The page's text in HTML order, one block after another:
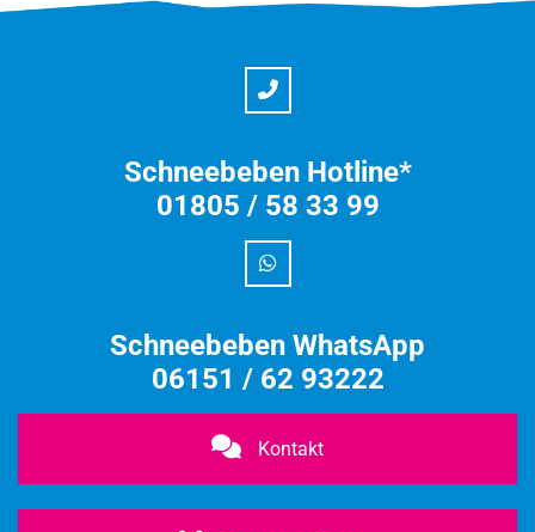
Schneebeben Hotline*
01805 / 58 33 99
Schneebeben WhatsApp
06151 / 62 93222
Kontakt